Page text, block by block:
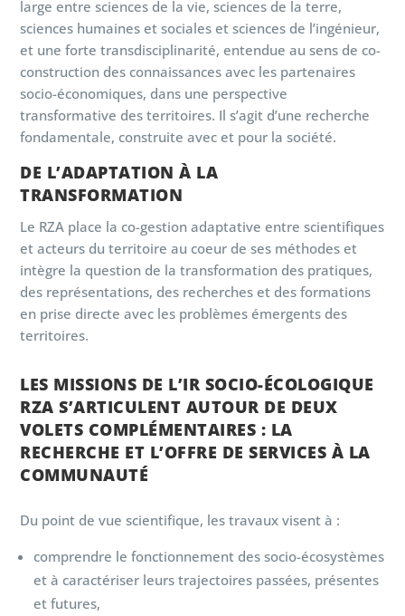
large entre sciences de la vie, sciences de la terre,
sciences humaines et sociales et sciences de l’ingénieur,
et une forte transdisciplinarité, entendue au sens de co-
construction des connaissances avec les partenaires
socio-économiques, dans une perspective
transformative des territoires. Il s’agit d’une recherche
fondamentale, construite avec et pour la société.
DE L’ADAPTATION À LA
TRANSFORMATION
Le RZA place la co-gestion adaptative entre scientifiques
et acteurs du territoire au coeur de ses méthodes et
intègre la question de la transformation des pratiques,
des représentations, des recherches et des formations
en prise directe avec les problèmes émergents des
territoires.
LES MISSIONS DE L’IR SOCIO-ÉCOLOGIQUE
RZA S’ARTICULENT AUTOUR DE DEUX
VOLETS COMPLÉMENTAIRES : LA
RECHERCHE ET L’OFFRE DE SERVICES À LA
COMMUNAUTÉ
Du point de vue scientifique, les travaux visent à :
comprendre le fonctionnement des socio-écosystèmes
et à caractériser leurs trajectoires passées, présentes
et futures,